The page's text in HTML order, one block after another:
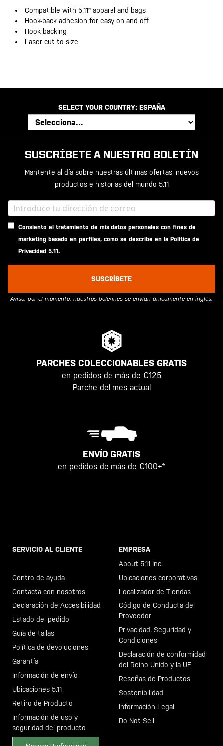
Compatible with 5.11® apparel and bags
Hook-back adhesion for easy on and off
Hook backing
Laser cut to size
SELECT YOUR COUNTRY: ESPAÑA
SUSCRÍBETE A NUESTRO BOLETÍN
Mantente al día sobre nuestras últimas ofertas, nuevos
productos e historias del mundo 5.11
Consiento el tratamiento de mis datos personales con fines de
marketing basado en perfiles, como se describe en la Política de
Privacidad 5.11.
SUSCRÍBETE
Aviso: por el momento, nuestros boletines se envían únicamente en inglés.
PARCHES COLECCIONABLES GRATIS
en pedidos de más de €125
Parche del mes actual
ENVÍO GRATIS
en pedidos de más de €100+*
SERVICIO AL CLIENTE
Centro de ayuda
Contacta con nosotros
Declaración de Accesibilidad
Estado del pedido
Guía de tallas
Política de devoluciones
Garantía
Información de envío
Ubicaciones 5.11
Retiro de Producto
Información de uso y
seguridad del producto
EMPRESA
About 5.11 Inc.
Ubicaciones corporativas
Localizador de Tiendas
Código de Conducta del
Proveedor
Privacidad, Seguridad y
Condiciones
Declaración de conformidad
del Reino Unido y la UE
Reseñas de Productos
Sostenibilidad
Información Legal
Do Not Sell